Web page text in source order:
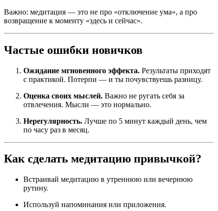
Важно: медитация — это не про «отключение ума», а про
возвращение к моменту «здесь и сейчас».
Частые ошибки новичков
Ожидание мгновенного эффекта. Результаты приходят
с практикой. Потерпи — и ты почувствуешь разницу.
Оценка своих мыслей. Важно не ругать себя за
отвлечения. Мысли — это нормально.
Нерегулярность. Лучше по 5 минут каждый день, чем
по часу раз в месяц.
Как сделать медитацию привычкой?
Встраивай медитацию в утреннюю или вечернюю
рутину.
Используй напоминания или приложения.